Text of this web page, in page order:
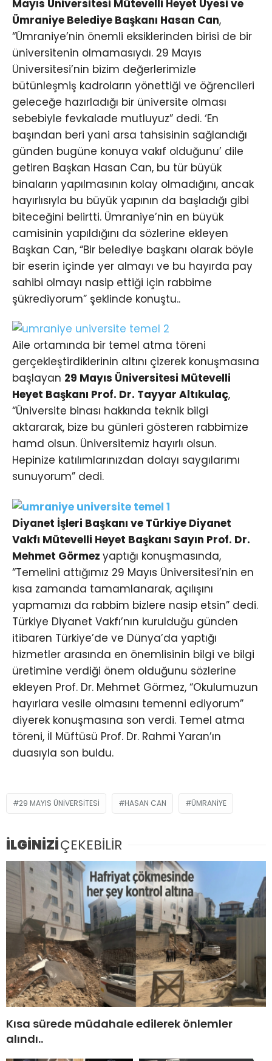
Mayıs Üniversitesi Mütevelli Heyet Üyesi ve
Ümraniye Belediye Başkanı Hasan Can,
“Ümraniye’nin önemli eksiklerinden birisi de bir
üniversitenin olmamasıydı. 29 Mayıs
Üniversitesi’nin bizim değerlerimizle
bütünleşmiş kadroların yönettiği ve öğrencileri
geleceğe hazırladığı bir üniversite olması
sebebiyle fevkalade mutluyuz” dedi. ‘En
başından beri yani arsa tahsisinin sağlandığı
günden bugüne konuya vakıf olduğunu’ dile
getiren Başkan Hasan Can, bu tür büyük
binaların yapılmasının kolay olmadığını, ancak
hayırlısıyla bu büyük yapının da başladığı gibi
biteceğini belirtti. Ümraniye’nin en büyük
camisinin yapıldığını da sözlerine ekleyen
Başkan Can, “Bir belediye başkanı olarak böyle
bir eserin içinde yer almayı ve bu hayırda pay
sahibi olmayı nasip ettiği için rabbime
şükrediyorum” şeklinde konuştu..
Aile ortamında bir temel atma töreni
gerçekleştirdiklerinin altını çizerek konuşmasına
başlayan 29 Mayıs Üniversitesi Mütevelli
Heyet Başkanı Prof. Dr. Tayyar Altıkulaç,
“Üniversite binası hakkında teknik bilgi
aktararak, bize bu günleri gösteren rabbimize
hamd olsun. Üniversitemiz hayırlı olsun.
Hepinize katılımlarınızdan dolayı saygılarımı
sunuyorum” dedi.
Diyanet İşleri Başkanı ve Türkiye Diyanet
Vakfı Mütevelli Heyet Başkanı Sayın Prof. Dr.
Mehmet Görmez yaptığı konuşmasında,
“Temelini attığımız 29 Mayıs Üniversitesi’nin en
kısa zamanda tamamlanarak, açılışını
yapmamızı da rabbim bizlere nasip etsin” dedi.
Türkiye Diyanet Vakfı’nın kurulduğu günden
itibaren Türkiye’de ve Dünya’da yaptığı
hizmetler arasında en önemlisinin bilgi ve bilgi
üretimine verdiği önem olduğunu sözlerine
ekleyen Prof. Dr. Mehmet Görmez, “Okulumuzun
hayırlara vesile olmasını temenni ediyorum”
diyerek konuşmasına son verdi. Temel atma
töreni, İl Müftüsü Prof. Dr. Rahmi Yaran’ın
duasıyla son buldu.
29 MAYIS ÜNIVERSITESI HASAN CAN ÜMRANIYE
İLGİNİZİÇEKEBİLİR
Kısa sürede müdahale edilerek önlemler
alındı..